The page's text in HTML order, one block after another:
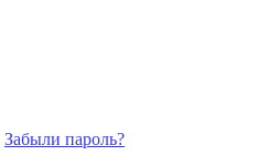
Забыли пароль?